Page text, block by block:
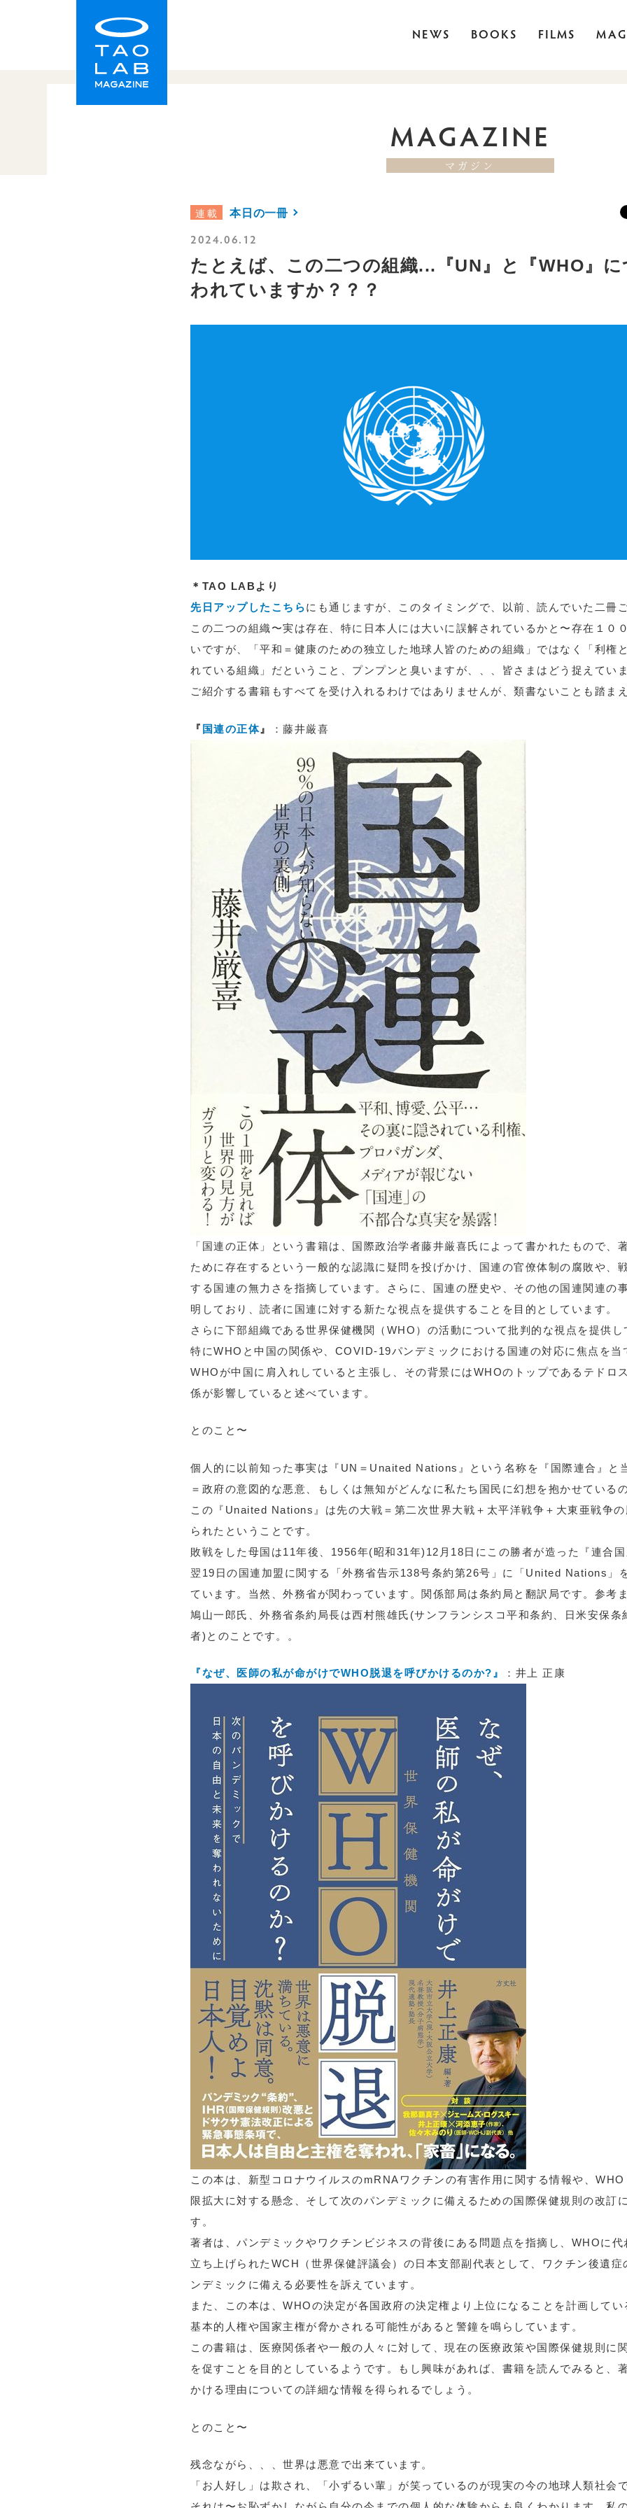
NEWS BOOKS FILMS
MAGAZINE
マガジン
連載 本日の一冊
2024.06.12
たとえば、この二つの組織...『UN』と『WHO』
われていますか？？？
＊TAO LABより
先日アップしたこちらにも通じますが、このタイミングで、以前、読んでいた二冊
この二つの組織〜実は存在、特に日本人には大いに誤解されているかと〜存在１０
いですが、「平和＝健康のための独立した地球人皆のための組織」ではなく「利権
れている組織」だということ、プンプンと臭いますが、、、皆さまはどう捉えてい
ご紹介する書籍もすべてを受け入れるわけではありませんが、類書ないことも踏ま
『 国連の正体 』 ：藤井厳喜
「国連の正体」という書籍は、国際政治学者藤井厳喜氏によって書かれたもので、
ために存在するという一般的な認識に疑問を投げかけ、国連の官僚体制の腐敗や、
する国連の無力さを指摘しています。さらに、国連の歴史や、その他の国連関連の
明しており、読者に国連に対する新たな視点を提供することを目的としています。
さらに下部組織である世界保健機関（WHO）の活動について批判的な視点を提供し
特にWHOと中国の関係や、COVID-19パンデミックにおける国連の対応に焦点を当
WHOが中国に肩入れしていると主張し、その背景にはWHOのトップであるテドロ
係が影響していると述べています。
とのこと〜
個人的に以前知った事実は『UN＝Unaited Nations』という名称を『国際連合』と
＝政府の意図的な悪意、もしくは無知がどんなに私たち国民に幻想を抱かせている
この『Unaited Nations』は先の大戦＝第二次世界大戦＋太平洋戦争＋大東亜戦争
られたということです。
敗戦をした母国は11年後、1956年(昭和31年)12月18日にこの勝者が造った『連合国
翌19日の国連加盟に関する「外務省告示138号条約第26号」に「United Nations」
ています。当然、外務省が関わっています。関係部局は条約局と翻訳局です。参考
鳩山一郎氏、外務省条約局長は西村熊雄氏(サンフランシスコ平和条約、日米安保条
者)とのことです。。
『なぜ、医師の私が命がけでWHO脱退を呼びかけるのか?』 ：井上 正康
この本は、新型コロナウイルスのmRNAワクチンの有害作用に関する情報や、
限拡大に対する懸念、そして次のパンデミックに備えるための国際保健規則の改訂
す。
著者は、パンデミックやワクチンビジネスの背後にある問題点を指摘し、WHOに代
立ち上げられたWCH（世界保健評議会）の日本支部副代表として、ワクチン後遺
ンデミックに備える必要性を訴えています。
また、この本は、WHOの決定が各国政府の決定権より上位になることを計画してい
基本的人権や国家主権が脅かされる可能性があると警鐘を鳴らしています。
この書籍は、医療関係者や一般の人々に対して、現在の医療政策や国際保健規則に
を促すことを目的としているようです。もし興味があれば、書籍を読んでみると、
かける理由についての詳細な情報を得られるでしょう。
とのこと〜
残念ながら、、、世界は悪意で出来ています。
「お人好し」は欺され、「小ずるい輩」が笑っているのが現実の今の地球人類社会で